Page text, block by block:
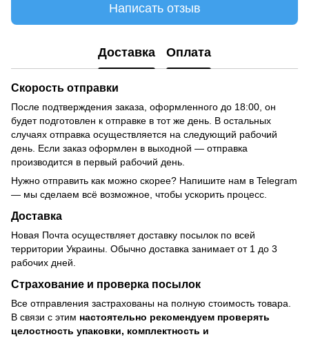
Написать отзыв
Доставка Оплата
Скорость отправки
После подтверждения заказа, оформленного до 18:00, он
будет подготовлен к отправке в тот же день. В остальных
случаях отправка осуществляется на следующий рабочий
день. Если заказ оформлен в выходной — отправка
производится в первый рабочий день.
Нужно отправить как можно скорее? Напишите нам в Telegram
— мы сделаем всё возможное, чтобы ускорить процесс.
Доставка
Новая Почта осуществляет доставку посылок по всей
территории Украины. Обычно доставка занимает от 1 до 3
рабочих дней.
Страхование и проверка посылок
Все отправления застрахованы на полную стоимость товара.
В связи с этим настоятельно рекомендуем проверять
целостность упаковки, комплектность и